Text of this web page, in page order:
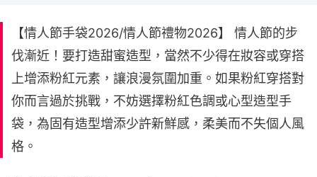
【情人節手袋2026/情人節禮物2026】 情人節的步
伐漸近！要打造甜蜜造型，當然不少得在妝容或穿搭
上增添粉紅元素，讓浪漫氛圍加重。如果粉紅穿搭對
你而言過於挑戰，不妨選擇粉紅色調或心型造型手
袋，為固有造型增添少許新鮮感，柔美而不失個人風
格。